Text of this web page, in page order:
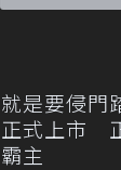
就是要侵門
正式上市
霸主